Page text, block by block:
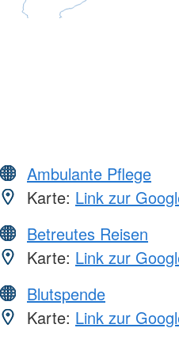
Ambulante Pflege
Karte: Link zur
Betreutes Reisen
Karte: Link zur
Blutspende
Karte: Link zur